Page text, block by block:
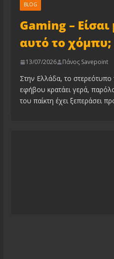
BLOG
Gaming –
αυτό το χόμπυ;
13/07/2026 Πάνος Savepoint
Στην Ελλάδα, το
εφήβου κρατάει γερά,
του παίκτη έχει ξεπεράσει